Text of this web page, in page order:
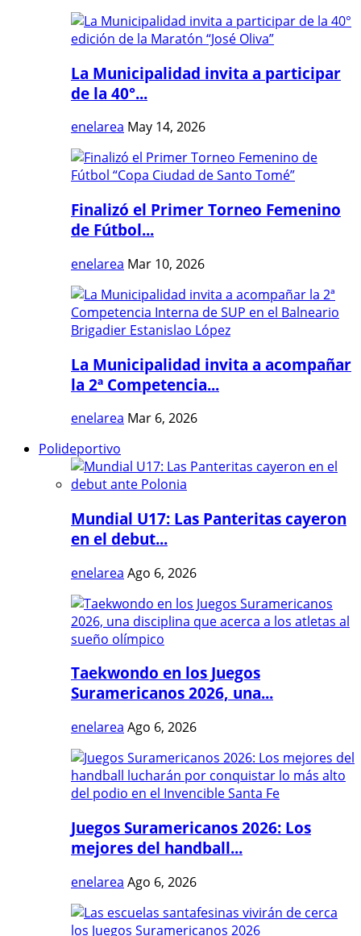
La Municipalidad invita a participar
de la 40°...
enelarea May 14, 2026
Finalizó el Primer Torneo Femenino
de Fútbol...
enelarea Mar 10, 2026
La Municipalidad invita a acompañar
la 2ª Competencia...
enelarea Mar 6, 2026
Polideportivo
Mundial U17: Las Panteritas cayeron
en el debut...
enelarea Ago 6, 2026
Taekwondo en los Juegos
Suramericanos 2026, una...
enelarea Ago 6, 2026
Juegos Suramericanos 2026: Los
mejores del handball...
enelarea Ago 6, 2026